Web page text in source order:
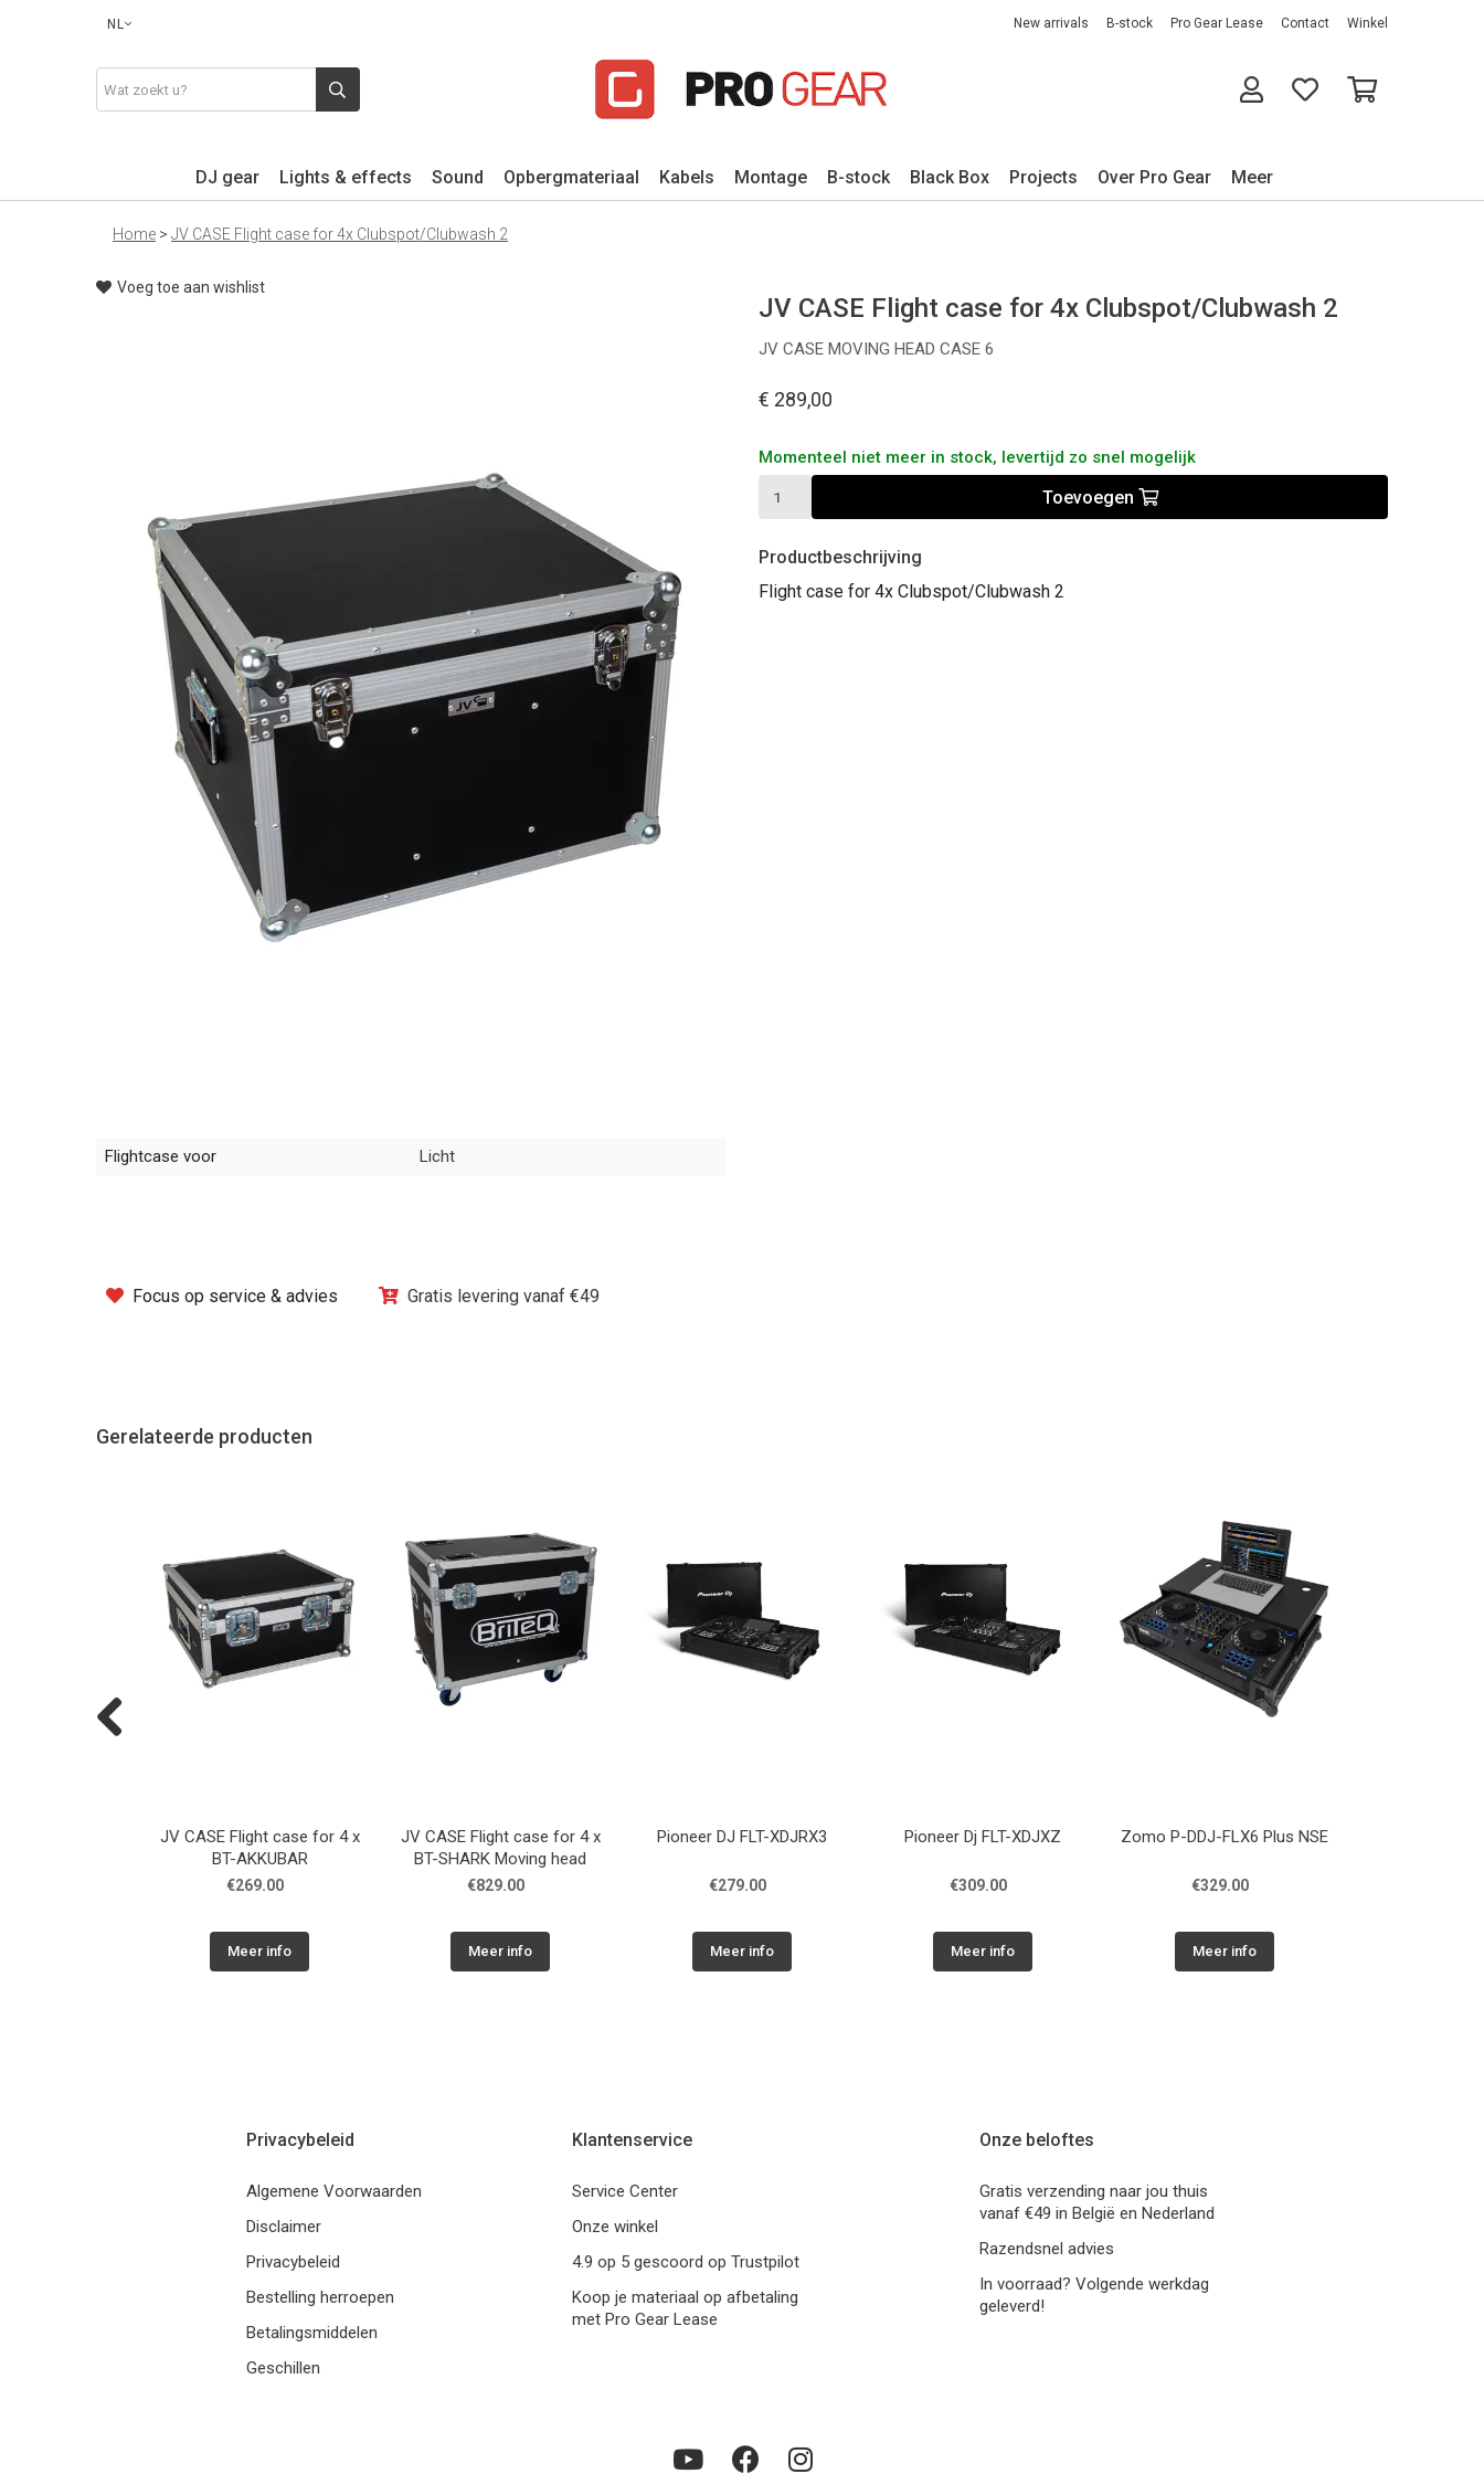
NL New arrivals B-stock Pro Gear Lease Contact Winkel
DJ gear Lights & effects Sound Opbergmateriaal Kabels Montage B-stock Black Box Projects Over Pro Gear Meer
Home > JV CASE Flight case for 4x Clubspot/Clubwash 2
Voeg toe aan wishlist
Flightcase voor Licht
Focus op service & advies Gratis levering vanaf €49
JV CASE Flight case for 4x Clubspot/Clubwash 2
JV CASE MOVING HEAD CASE 6
€ 289,00
Momenteel niet meer in stock, levertijd zo snel mogelijk
Toevoegen
Productbeschrijving
Flight case for 4x Clubspot/Clubwash 2
Gerelateerde producten
JV CASE Flight case for 4 x
BT-AKKUBAR
€269.00
Meer info
JV CASE Flight case for 4 x
BT-SHARK Moving head
€829.00
Meer info
Pioneer DJ FLT-XDJRX3
€279.00
Meer info
Pioneer Dj FLT-XDJXZ
€309.00
Meer info
Zomo P-DDJ-FLX6 Plus NSE
€329.00
Meer info
Privacybeleid
Algemene Voorwaarden
Disclaimer
Privacybeleid
Bestelling herroepen
Betalingsmiddelen
Geschillen
Klantenservice
Service Center
Onze winkel
4.9 op 5 gescoord op Trustpilot
Koop je materiaal op afbetaling
met Pro Gear Lease
Onze beloftes
Gratis verzending naar jou thuis
vanaf €49 in België en Nederland
Razendsnel advies
In voorraad? Volgende werkdag
geleverd!